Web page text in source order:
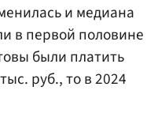
и медиана
в первой половине
были платить
руб., то в 2024